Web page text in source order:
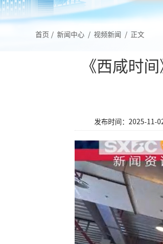
首页 / 新闻中心 / 视频新闻 / 正文
《西咸时
发布时间：2025-11-